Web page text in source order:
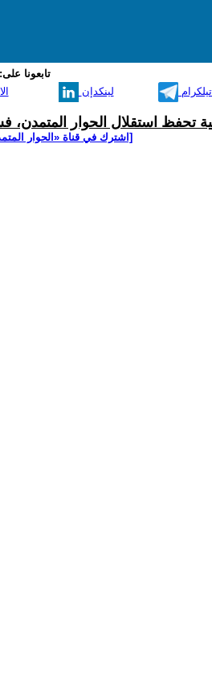
تابعونا على:
لينكدإن تيلكرام
تحفظ استقلال الحوار
[اشترك في قناة ‫«الحوار